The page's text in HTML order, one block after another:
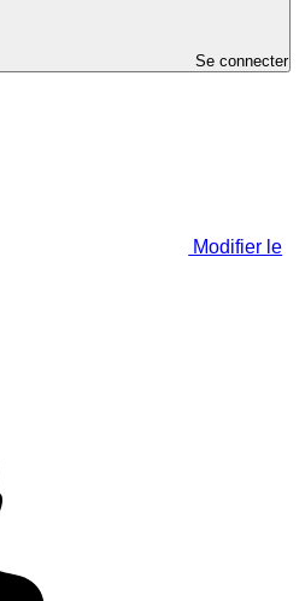
Se connecter
Modifier le